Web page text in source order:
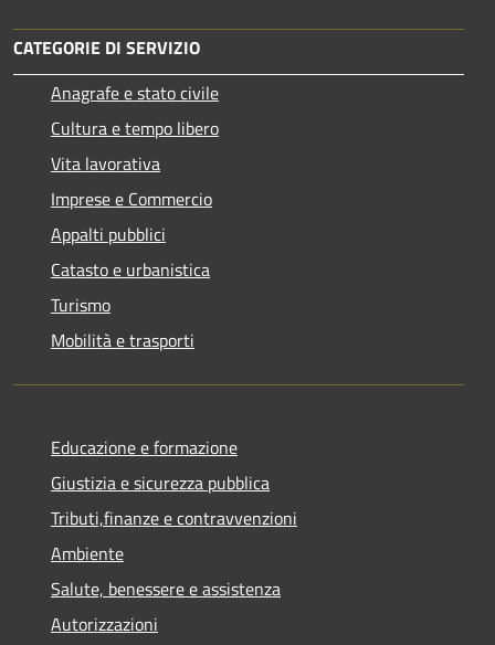
CATEGORIE DI SERVIZIO
Anagrafe e stato civile
Cultura e tempo libero
Vita lavorativa
Imprese e Commercio
Appalti pubblici
Catasto e urbanistica
Turismo
Mobilità e trasporti
Educazione e formazione
Giustizia e sicurezza pubblica
Tributi,finanze e contravvenzioni
Ambiente
Salute, benessere e assistenza
Autorizzazioni